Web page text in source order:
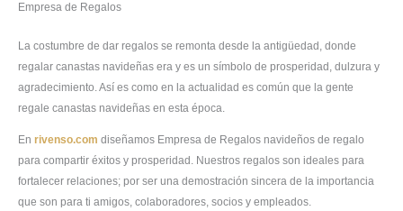
Empresa de Regalos
La costumbre de dar regalos se remonta desde la antigüedad, donde
regalar canastas navideñas era y es un símbolo de prosperidad, dulzura y
agradecimiento. Así es como en la actualidad es común que la gente
regale canastas navideñas en esta época.
En rivenso.com diseñamos Empresa de Regalos navideños de regalo
para compartir éxitos y prosperidad. Nuestros regalos son ideales para
fortalecer relaciones; por ser una demostración sincera de la importancia
que son para ti amigos, colaboradores, socios y empleados.